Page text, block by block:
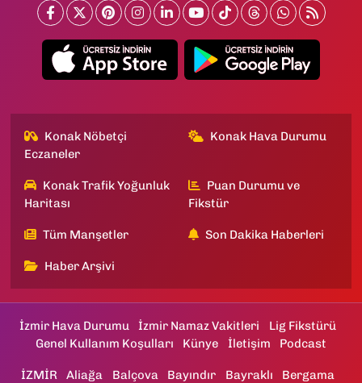
Konak Nöbetçi
Eczaneler
Konak Hava Durumu
Konak Trafik Yoğunluk
Haritası
Puan Durumu ve
Fikstür
Tüm Manşetler Son Dakika Haberleri
Haber Arşivi
İzmir Hava Durumu İzmir Namaz Vakitleri
Lig Fikstürü
Genel Kullanım Koşulları
Künye İletişim Podcast
İZMİR Aliağa Balçova Bayındır Bayraklı Bergama